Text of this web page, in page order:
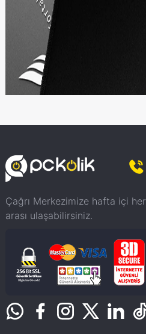
Çağrı Merkezimize hafta içi
arası ulaşabilirsiniz.